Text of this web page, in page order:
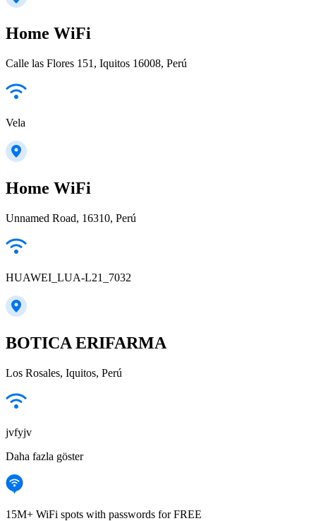
Home WiFi
Calle las Flores 151, Iquitos 16008, Perú
Vela
Home WiFi
Unnamed Road, 16310, Perú
HUAWEI_LUA-L21_7032
BOTICA ERIFARMA
Los Rosales, Iquitos, Perú
jvfyjv
Daha fazla göster
15M+ WiFi spots with passwords for FREE